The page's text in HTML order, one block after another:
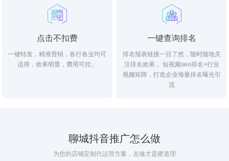
点击不扣费
一键转发，精准营销，各行各业均可
适用，效果明显，费用可控。
一键查询排名
排名报表链接一目了然，随时随地关
注排名效果， 短视频seo排名+行业
视频矩阵，打造企业海量排名曝光引
流
聊城抖音推广怎么做
为您的店铺定制代运营方案，去做才是硬道理